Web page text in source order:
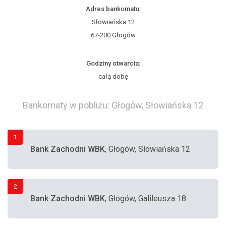
Adres bankomatu:
Słowiańska 12
67-200 Głogów
Godziny otwarcia:
całą dobę
Bankomaty w pobliżu: Głogów, Słowiańska 12
1
Bank Zachodni WBK, Głogów, Słowiańska 12
2
Bank Zachodni WBK, Głogów, Galileusza 18